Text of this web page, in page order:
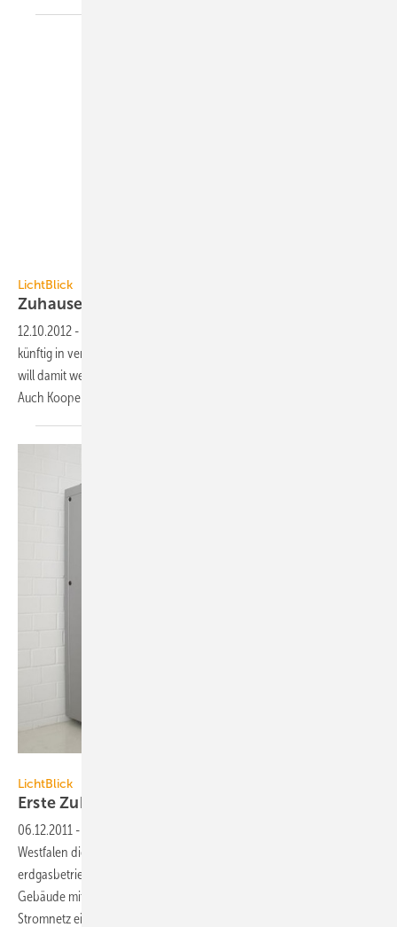
LichtBlick
ZuhauseKraftwerk für 27.990
12.10.2012 -
künftig in verschiedenen Geschäftsmodellen auch zum Kauf an und
will damit weitere Vertriebspartner und Kundengruppen gewinnen.
Auch Kooperationen mit Stadtwerken werden
LichtBlick
Erste ZuhausKraftwerke in NRW
06.12.2011 -
Westfalen die ersten zehn ZuhauseKraftwerke installiert. Die
erdgasbetriebenen Mini-KWK-Anlagen von Volkswagen versorgen die
Gebäude mit Wärme, den Strom speist LichtBlick ins öffentliche
Stromnetzein.